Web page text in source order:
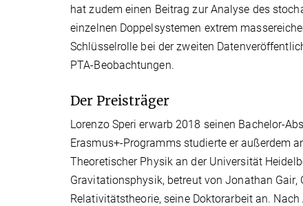
hat zudem einen Beitrag zur Analyse des
einzelnen Doppelsystemen extrem
Schlüsselrolle bei der zweiten
PTA-Beobachtungen.
Der Preisträger
Lorenzo Speri erwarb 2018 seinen Bachelor-
Erasmus+-Programms studierte er außerdem
Theoretischer Physik an der Universität
Gravitationsphysik, betreut von Jonathan
Relativitätstheorie, seine Doktorarbeit an.